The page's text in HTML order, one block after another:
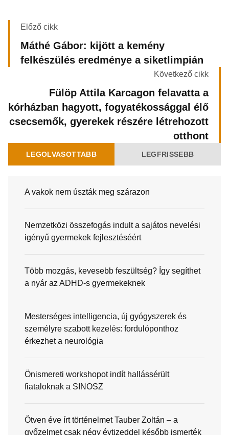
Előző cikk
Máthé Gábor: kijött a kemény
felkészülés eredménye a siketlimpián
Következő cikk
Fülöp Attila Karcagon felavatta a
kórházban hagyott, fogyatékossággal élő
csecsemők, gyerekek részére létrehozott
otthont
LEGOLVASOTTABB LEGFRISSEBB
A vakok nem úszták meg szárazon
Nemzetközi összefogás indult a sajátos nevelési
igényű gyermekek fejlesztéséért
Több mozgás, kevesebb feszültség? Így segíthet
a nyár az ADHD-s gyermekeknek
Mesterséges intelligencia, új gyógyszerek és
személyre szabott kezelés: fordulóponthoz
érkezhet a neurológia
Önismereti workshopot indít hallássérült
fiataloknak a SINOSZ
Ötven éve írt történelmet Tauber Zoltán – a
győzelmet csak négy évtizeddel később ismerték